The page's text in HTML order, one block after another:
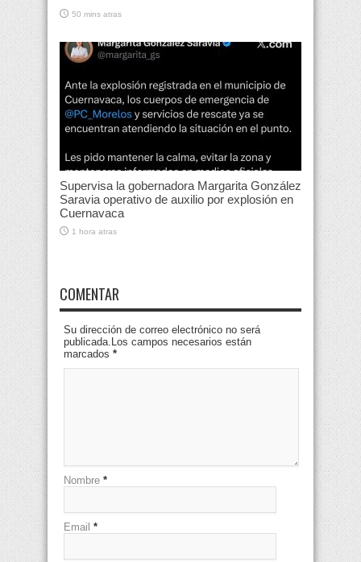
50 mins atras
Supervisa la gobernadora Margarita González
Saravia operativo de auxilio por explosión en
Cuernavaca
1 hora atras
COMENTAR
Su dirección de correo electrónico no será
publicada.Los campos necesarios están
marcados *
Nombre *
Email *